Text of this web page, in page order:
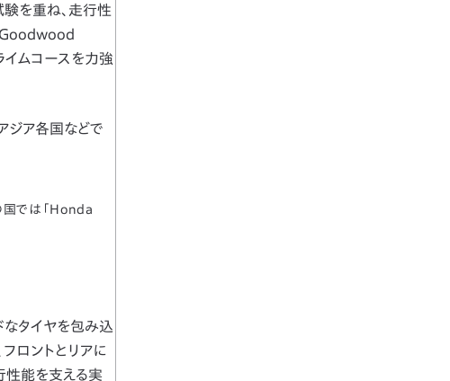
を重ね、走行性
Goodwood
ムコースを力強
ア各国などで
国では「Honda
なタイヤを包み込
ロントとリアに
性能を支える実